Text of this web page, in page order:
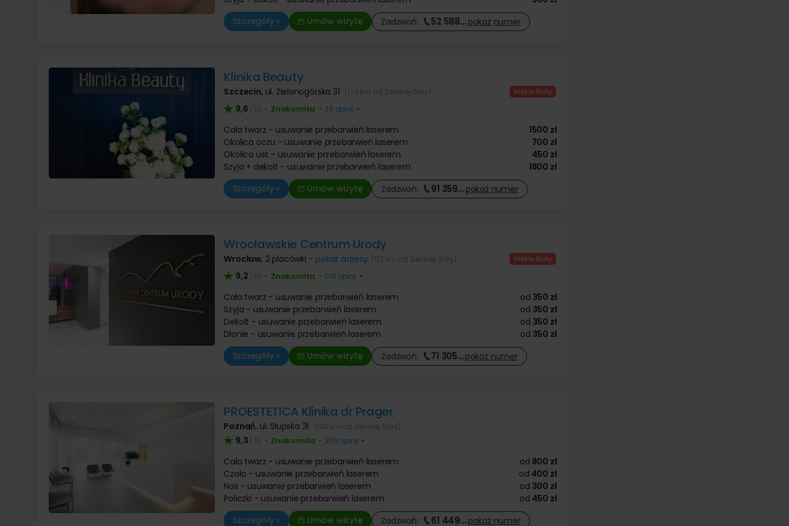
Szczegóły »
Umów wizytę Zadzwoń: 52 588…pokaż numer
Klinika Beauty
Szczecin, ul. Zielonogórska 31 (179 km od Zielonej Góry)
9,6 / 10 • Znakomita • 24 opinii
Cała twarz - usuwanie przebarwień laserem
1500 zł
Okolica oczu - usuwanie przebarwień laserem
700 zł
Okolica ust - usuwanie przebarwień laserem
450 zł
Szyja + dekolt - usuwanie przebarwień laserem
1800 zł
Szczegóły »
Umów wizytę Zadzwoń: 91 359…pokaż numer
Wrocławskie Centrum Urody
Wrocław, 2 placówki - pokaż adresy (137 km od Zielonej Góry)
9,2 / 10 • Znakomita • 516 opinii
Cała twarz - usuwanie przebarwień laserem od 350 zł
Szyja - usuwanie przebarwień laserem
od 350 zł
Dekolt - usuwanie przebarwień laserem
od 350 zł
Dłonie - usuwanie przebarwień laserem
od 350 zł
Szczegóły »
Umów wizytę Zadzwoń: 71 305…pokaż numer
PROESTETICA Klinika dr Prager
Poznań, ul. Słupska 31 (104 km od Zielonej Góry)
9,3 / 10 • Znakomita • 308 opinii
Cała twarz - usuwanie przebarwień laserem od 800 zł
Czoło - usuwanie przebarwień laserem
od 400 zł
Nos - usuwanie przebarwień laserem
od 300 zł
Policzki - usuwanie przebarwień laserem
od 450 zł
Szczegóły »
Umów wizytę Zadzwoń: 61 449…pokaż numer